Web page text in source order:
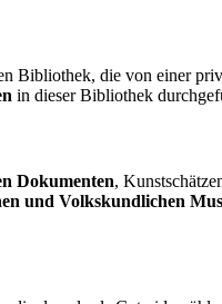
Bibliothek, die von einer
in dieser Bibliothek
Dokumenten,
und Volkskundlichen